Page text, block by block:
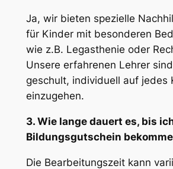
Ja, wir bieten spezielle
für Kinder mit besonderen
wie z.B. Legasthenie oder
Unsere erfahrenen Lehrer
geschult, individuell auf jedes
einzugehen.
3. Wie lange dauert es, bis
Bildungsgutschein
Die Bearbeitungszeit kann